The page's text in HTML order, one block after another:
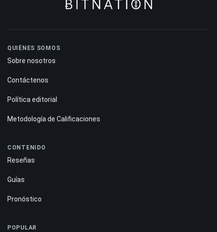
QUIÉNES SOMOS
Sobre nosotros
Contáctenos
Política editorial
Metodología de Calificaciones
CONTENIDO
Reseñas
Guías
Pronóstico
POPULAR